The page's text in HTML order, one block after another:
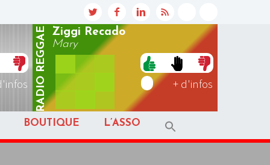
RADIO
REGGAE
Ziggi Recado
Mary
+ d'infos
BOUTIQUE L’ASSO